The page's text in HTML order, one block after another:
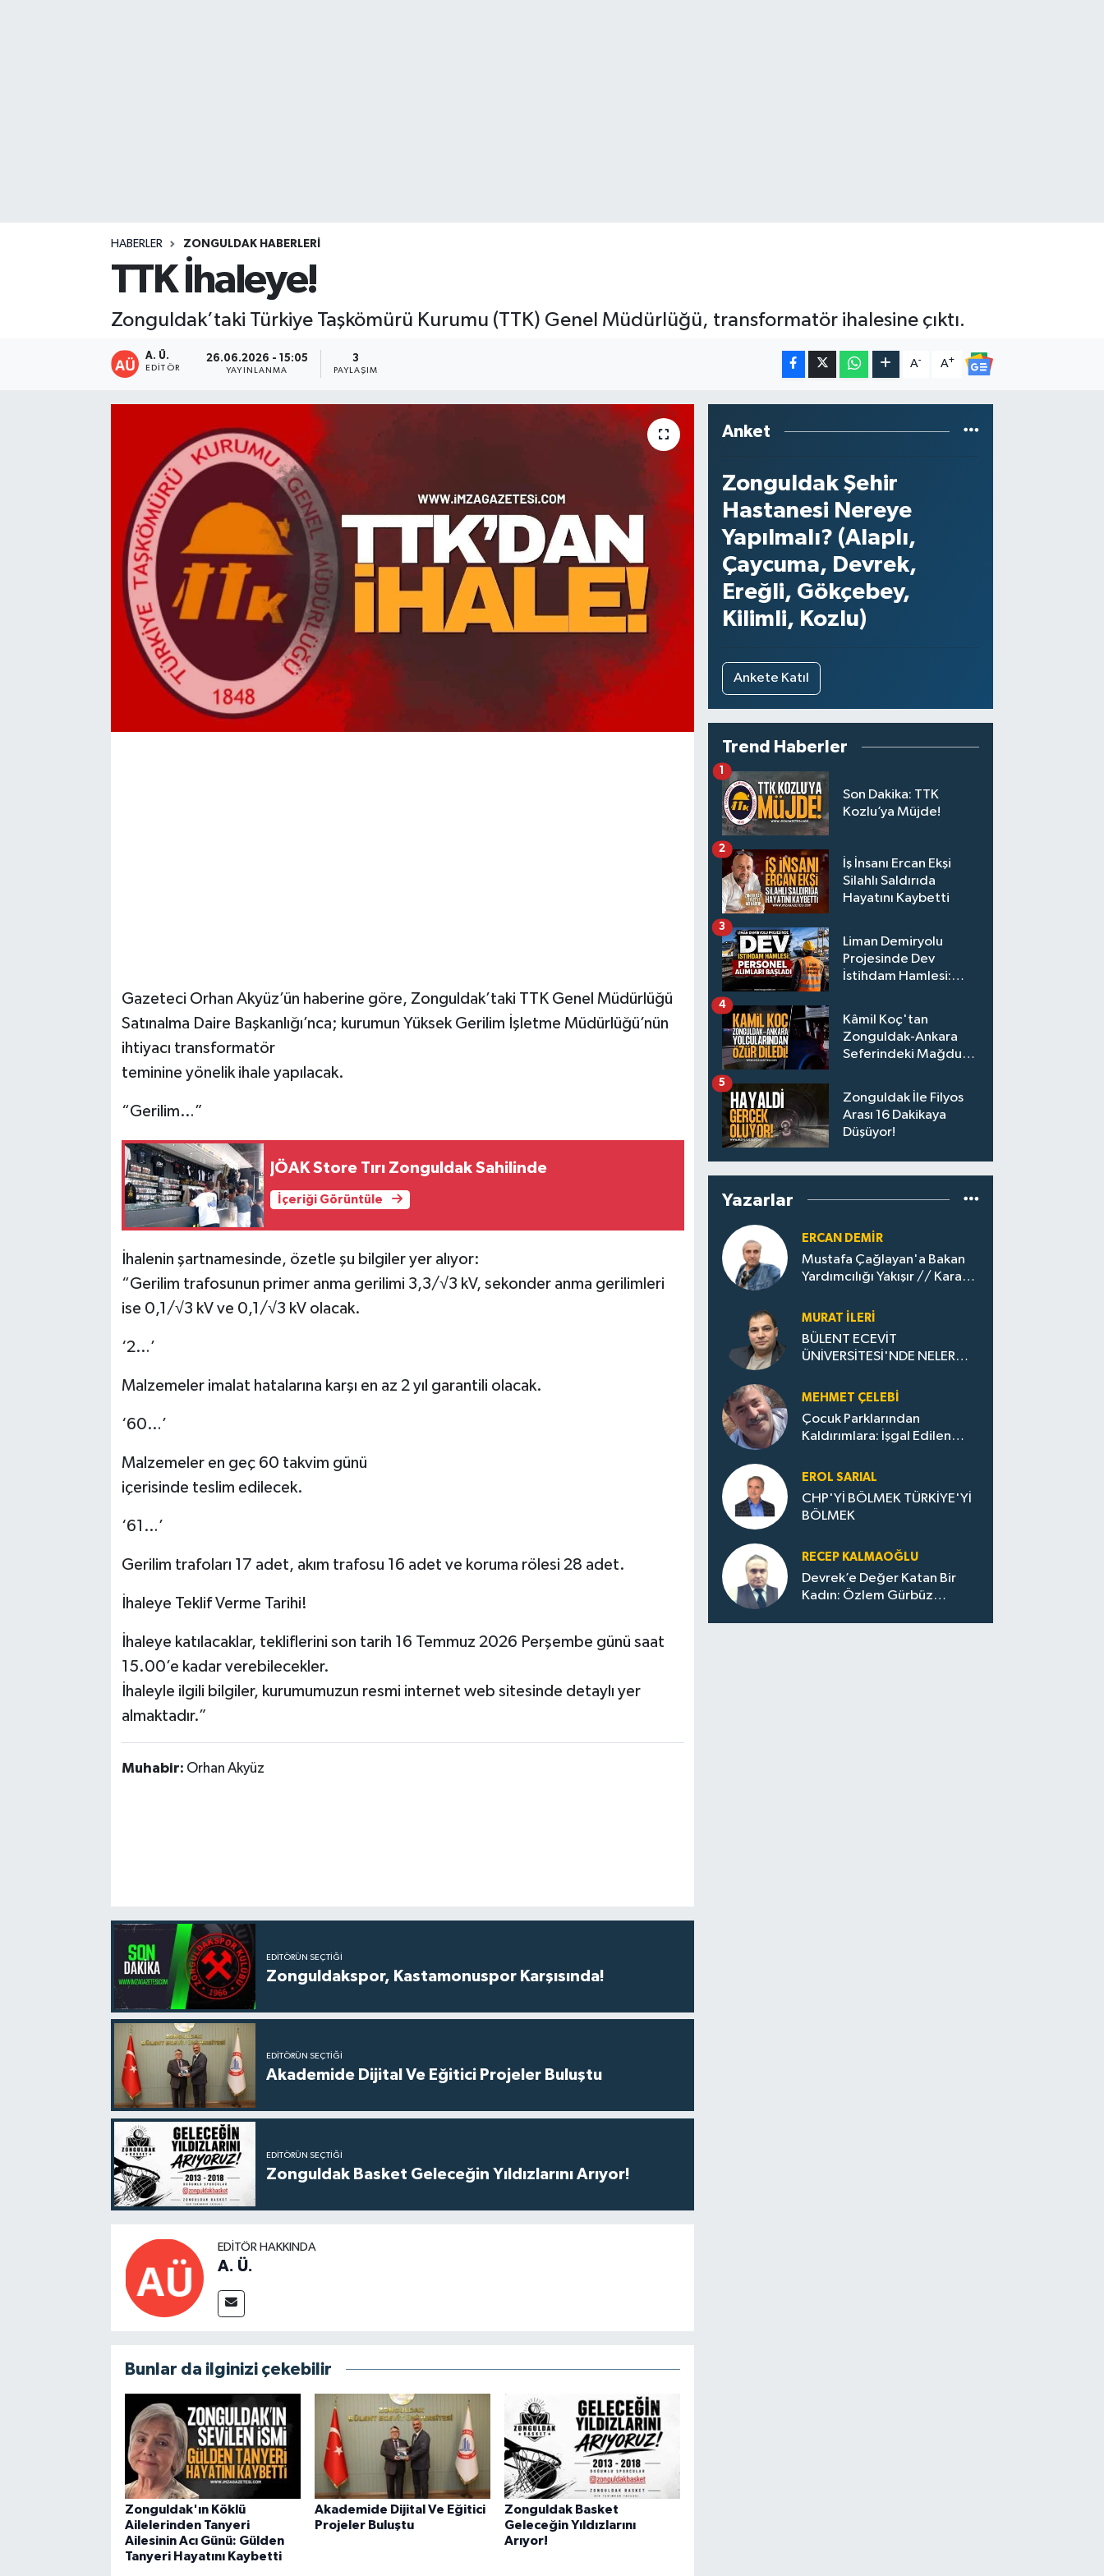
HABERLER ZONGULDAK HABERLERI
TTK İhaleye!
Zonguldak’taki Türkiye Taşkömürü Kurumu (TTK) Genel Müdürlüğü, transformatör ihalesine çıktı.
A. Ü.
EDITÖR
26.06.2026 - 15:05
YAYINLANMA
3
PAYLAŞIM
A- A+
Gazeteci Orhan Akyüz’ün haberine göre, Zonguldak’taki TTK Genel Müdürlüğü
Satınalma Daire Başkanlığı’nca; kurumun Yüksek Gerilim İşletme Müdürlüğü’nün
ihtiyacı transformatör
teminine yönelik ihale yapılacak.
“Gerilim…”
JÖAK Store Tırı Zonguldak Sahilinde
İçeriği Görüntüle
İhalenin şartnamesinde, özetle şu bilgiler yer alıyor:
“Gerilim trafosunun primer anma gerilimi 3,3/√3 kV, sekonder anma gerilimleri
ise 0,1/√3 kV ve 0,1/√3 kV olacak.
‘2…’
Malzemeler imalat hatalarına karşı en az 2 yıl garantili olacak.
‘60…’
Malzemeler en geç 60 takvim günü
içerisinde teslim edilecek.
‘61…’
Gerilim trafoları 17 adet, akım trafosu 16 adet ve koruma rölesi 28 adet.
İhaleye Teklif Verme Tarihi!
İhaleye katılacaklar, tekliflerini son tarih 16 Temmuz 2026 Perşembe günü saat
15.00’e kadar verebilecekler.
İhaleyle ilgili bilgiler, kurumumuzun resmi internet web sitesinde detaylı yer
almaktadır.”
Muhabir: Orhan Akyüz
EDITÖRÜN SEÇTIĞI
Zonguldakspor, Kastamonuspor Karşısında!
EDITÖRÜN SEÇTIĞI
Akademide Dijital Ve Eğitici Projeler Buluştu
EDITÖRÜN SEÇTIĞI
Zonguldak Basket Geleceğin Yıldızlarını Arıyor!
EDITÖR HAKKINDA
A. Ü.
Bunlar da ilginizi çekebilir
Zonguldak'ın Köklü
Ailelerinden Tanyeri
Ailesinin Acı Günü: Gülden
Tanyeri Hayatını Kaybetti
Akademide Dijital Ve Eğitici
Projeler Buluştu
Zonguldak Basket
Geleceğin Yıldızlarını
Arıyor!
Anket
Zonguldak Şehir
Hastanesi Nereye
Yapılmalı? (Alaplı,
Çaycuma, Devrek,
Ereğli, Gökçebey,
Kilimli, Kozlu)
Ankete Katıl
Trend Haberler
Son Dakika: TTK
Kozlu’ya Müjde!
1
İş İnsanı Ercan Ekşi
Silahlı Saldırıda
Hayatını Kaybetti
2
Liman Demiryolu
Projesinde Dev
İstihdam Hamlesi:
3
Kâmil Koç'tan
Zonguldak-Ankara
Seferindeki Mağdur
4
Zonguldak İle Filyos
Arası 16 Dakikaya
Düşüyor!
5
Yazarlar
ERCAN DEMIR
Mustafa Çağlayan'a Bakan
Yardımcılığı Yakışır // ​Kara
Zonguldak'ın Dönüşümü..
MURAT İLERI
BÜLENT ECEVİT
ÜNİVERSİTESİ'NDE NELER
MEHMET ÇELEBI
Çocuk Parklarından
Kaldırımlara: İşgal Edilen
Evler Çöp Dolu
EROL SARIAL
CHP'Yİ BÖLMEK TÜRKİYE'Yİ
BÖLMEK
RECEP KALMAOĞLU
Devrek’e Değer Katan Bir
Kadın: Özlem Gürbüz
KASTAMONU